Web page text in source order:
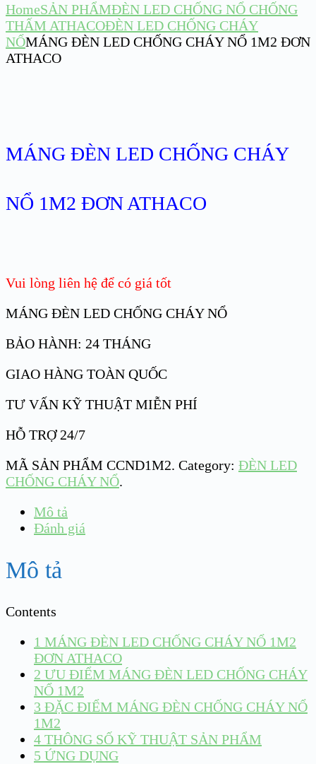
HomeSẢN PHẨMĐÈN LED CHỐNG NỔ CHỐNG
THẤM ATHACOĐÈN LED CHỐNG CHÁY
NỔMÁNG ĐÈN LED CHỐNG CHÁY NỔ 1M2 ĐƠN
ATHACO
MÁNG ĐÈN LED CHỐNG CHÁY
NỔ 1M2 ĐƠN ATHACO
Vui lòng liên hệ để có giá tốt
MÁNG ĐÈN LED CHỐNG CHÁY NỔ
BẢO HÀNH: 24 THÁNG
GIAO HÀNG TOÀN QUỐC
TƯ VẤN KỸ THUẬT MIỄN PHÍ
HỖ TRỢ 24/7
MÃ SẢN PHẨM CCND1M2. Category: ĐÈN LED
CHỐNG CHÁY NỔ.
Mô tả
Đánh giá
Mô tả
Contents
1 MÁNG ĐÈN LED CHỐNG CHÁY NỔ 1M2
ĐƠN ATHACO
2 ƯU ĐIỂM MÁNG ĐÈN LED CHỐNG CHÁY
NỔ 1M2
3 ĐẶC ĐIỂM MÁNG ĐÈN CHỐNG CHÁY NỔ
1M2
4 THÔNG SỐ KỸ THUẬT SẢN PHẨM
5 ỨNG DỤNG